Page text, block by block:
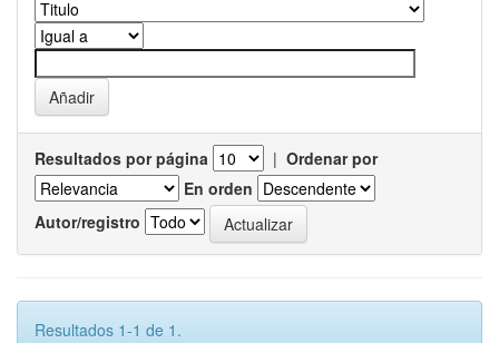
Resultados por página | Ordenar por
En orden
Autor/registro
Resultados 1-1 de 1.